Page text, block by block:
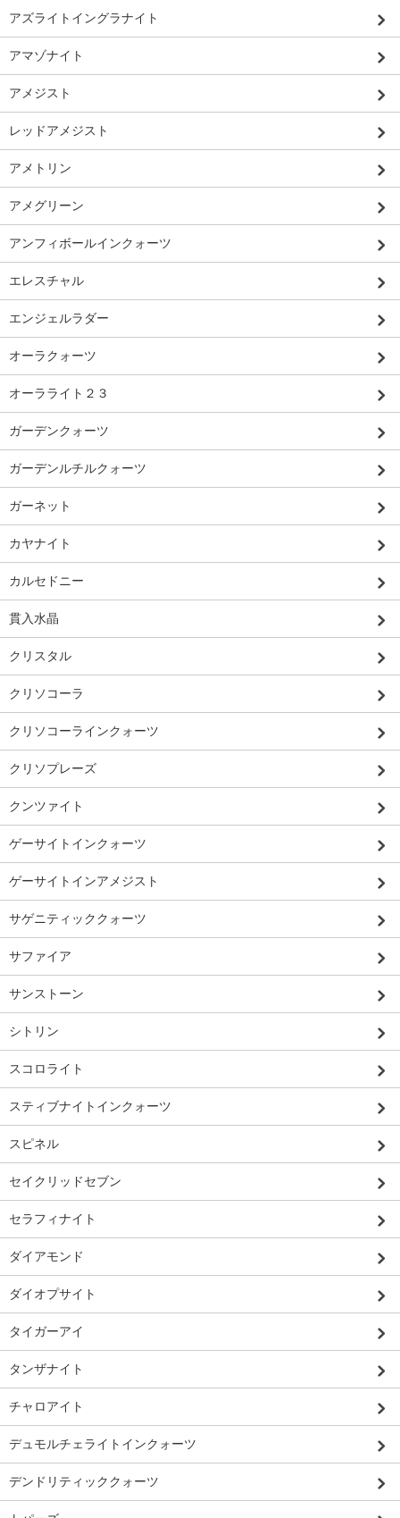
アズライトイングラナイト
アマゾナイト
アメジスト
レッドアメジスト
アメトリン
アメグリーン
アンフィボールインクォーツ
エレスチャル
エンジェルラダー
オーラクォーツ
オーラライト２３
ガーデンクォーツ
ガーデンルチルクォーツ
ガーネット
カヤナイト
カルセドニー
貫入水晶
クリスタル
クリソコーラ
クリソコーラインクォーツ
クリソプレーズ
クンツァイト
ゲーサイトインクォーツ
ゲーサイトインアメジスト
サゲニティッククォーツ
サファイア
サンストーン
シトリン
スコロライト
スティブナイトインクォーツ
スピネル
セイクリッドセブン
セラフィナイト
ダイアモンド
ダイオプサイト
タイガーアイ
タンザナイト
チャロアイト
デュモルチェライトインクォーツ
デンドリティッククォーツ